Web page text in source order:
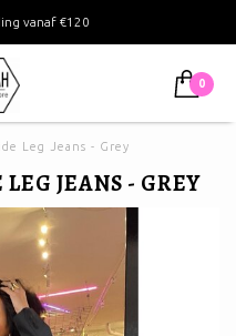
vanaf €120
0
Leg Jeans - Grey
JEANS - GREY